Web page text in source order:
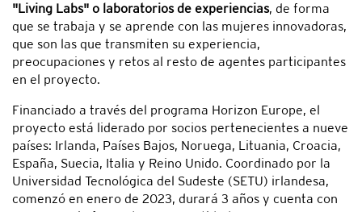
"Living Labs" o laboratorios de experiencias, de forma
que se trabaja y se aprende con las mujeres innovadoras,
que son las que transmiten su experiencia,
preocupaciones y retos al resto de agentes participantes
en el proyecto.
Financiado a través del programa Horizon Europe, el
proyecto está liderado por socios pertenecientes a nueve
países: Irlanda, Países Bajos, Noruega, Lituania, Croacia,
España, Suecia, Italia y Reino Unido. Coordinado por la
Universidad Tecnológica del Sudeste (SETU) irlandesa,
comenzó en enero de 2023, durará 3 años y cuenta con